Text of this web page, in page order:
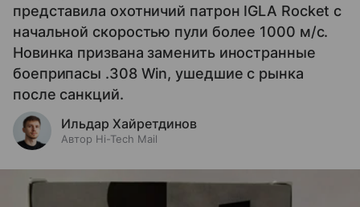
представила охотничий патрон IGLA Rocket с
начальной скоростью пули более 1000 м/с.
Новинка призвана заменить иностранные
боеприпасы .308 Win, ушедшие с рынка
после санкций.
Ильдар Хайретдинов
Автор Hi-Tech Mail